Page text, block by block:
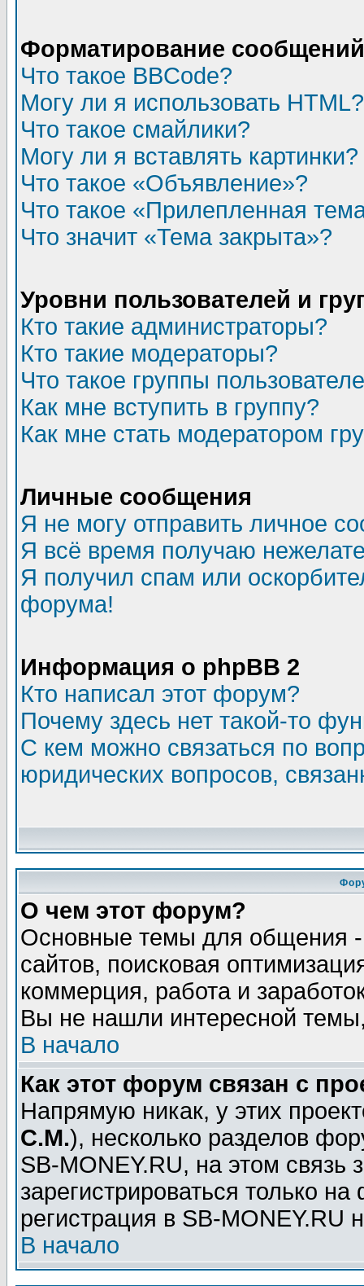
Форматирование
Что такое BBCode?
Могу ли я использовать HTML?
Что такое смайлики?
Могу ли я вставлять картинки?
Что такое «Объявление»?
Что такое «Прилепленная
Что значит «Тема закрыта»?
Уровни пользователей и
Кто такие администраторы?
Кто такие модераторы?
Что такое группы
Как мне вступить в группу?
Как мне стать модератором
Личные сообщения
Я не могу отправить личное
Я всё время получаю
Я получил спам или
форума!
Информация о phpBB 2
Кто написал этот форум?
Почему здесь нет такой-то
С кем можно связаться по
юридических вопросов,
О чем этот форум?
Основные темы для общения -
сайтов, поисковая
коммерция, работа и
Вы не нашли интересной
В начало
Как этот форум связан с
Напрямую никак, у этих
С.М.), несколько разделов
SB-MONEY.RU, на этом связь
зарегистрироваться только
регистрация в SB-MONEY.RU
В начало